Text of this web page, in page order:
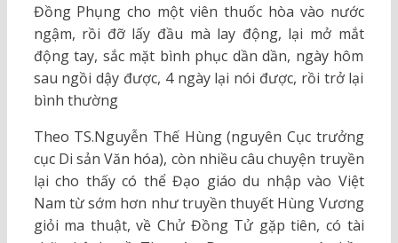
Đồng Phụng cho một viên thuốc hòa vào nước
ngậm, rồi đỡ lấy đầu mà lay động, lại mở mắt
động tay, sắc mặt bình phục dần dần, ngày hôm
sau ngồi dậy được, 4 ngày lại nói được, rồi trở lại
bình thường
Theo TS.Nguyễn Thế Hùng (nguyên Cục trưởng
cục Di sản Văn hóa), còn nhiều câu chuyện truyền
lại cho thấy có thể Đạo giáo du nhập vào Việt
Nam từ sớm hơn như truyền thuyết Hùng Vương
giỏi ma thuật, về Chử Đồng Tử gặp tiên, có tài